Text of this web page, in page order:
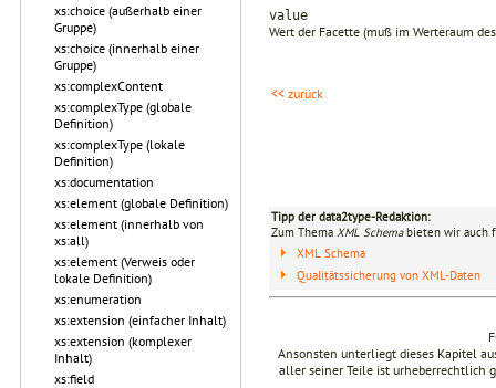
xs:choice (außerhalb einer
Gruppe)
xs:choice (innerhalb einer
Gruppe)
xs:complexContent
xs:complexType (globale
Definition)
xs:complexType (lokale
Definition)
xs:documentation
xs:element (globale Definition)
xs:element (innerhalb von
xs:all)
xs:element (Verweis oder
lokale Definition)
xs:enumeration
xs:extension (einfacher Inhalt)
xs:extension (komplexer
Inhalt)
xs:field
value
Wert der Facette (muß im Werteraum
<< zurück
Tipp der data2type-Redaktion:
Zum Thema XML Schemabieten wir auch
XML Schema
Qualitätssicherung von XML-Daten
Ansonsten unterliegt dieses Kapitel
aller seiner Teile ist urheberrechtlich